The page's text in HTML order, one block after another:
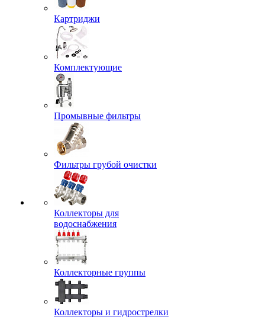
Картриджи
Комплектующие
Промывные фильтры
Фильтры грубой очистки
Коллекторы для
водоснабжения
Коллекторные группы
Коллекторы и гидрострелки